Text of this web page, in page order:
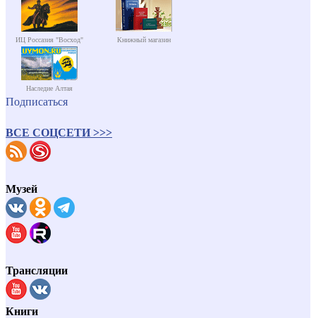
ИЦ Россазия "Восход" Книжный магазин
Наследие Алтая
Подписаться
ВСЕ СОЦСЕТИ >>>
Музей
Трансляции
Книги